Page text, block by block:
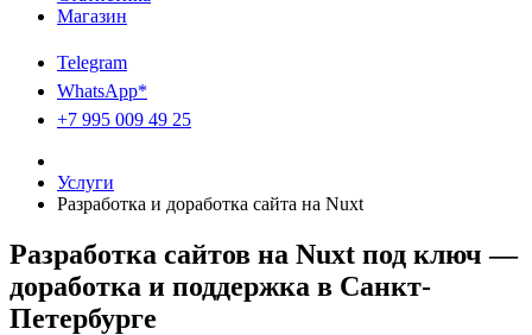
Магазин
Telegram
WhatsApp*
+7 995 009 49 25
Услуги
Разработка и доработка сайта на Nuxt
Разработка сайтов на Nuxt под ключ —
доработка и поддержка в Санкт-
Петербурге